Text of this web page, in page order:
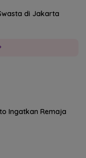
di Jakarta
Ingatkan Remaja